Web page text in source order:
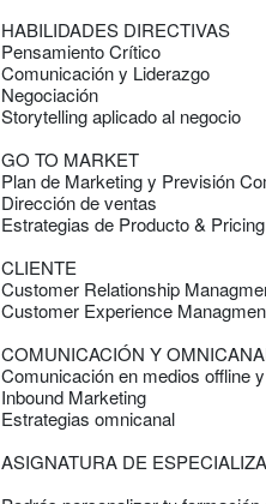
HABILIDADES DIRECTIVAS
Pensamiento Crítico
Comunicación y Liderazgo
Negociación
Storytelling aplicado al negocio
GO TO MARKET
Plan de Marketing y Previsión
Dirección de ventas
Estrategias de Producto & Pricing
CLIENTE
Customer Relationship
Customer Experience
COMUNICACIÓN Y
Comunicación en medios offline
Inbound Marketing
Estrategias omnicanal
ASIGNATURA DE